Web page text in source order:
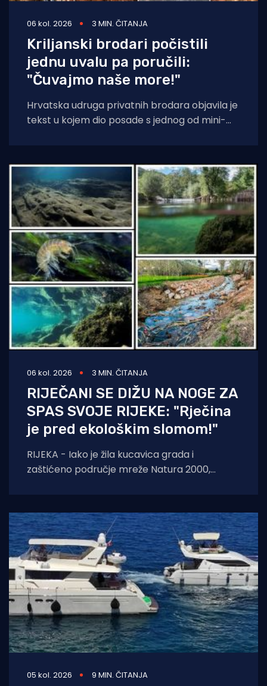
06 kol. 2026 3 MIN. ČITANJA
Kriljanski brodari počistili
jednu uvalu pa poručili:
"Čuvajmo naše more!"
Hrvatska udruga privatnih brodara objavila je
tekst u kojem dio posade s jednog od mini-
06 kol. 2026 3 MIN. ČITANJA
RIJEČANI SE DIŽU NA NOGE ZA
SPAS SVOJE RIJEKE: "Rječina
je pred ekološkim slomom!"
RIJEKA - Iako je žila kucavica grada i
zaštićeno područje mreže Natura 2000,
05 kol. 2026 9 MIN. ČITANJA